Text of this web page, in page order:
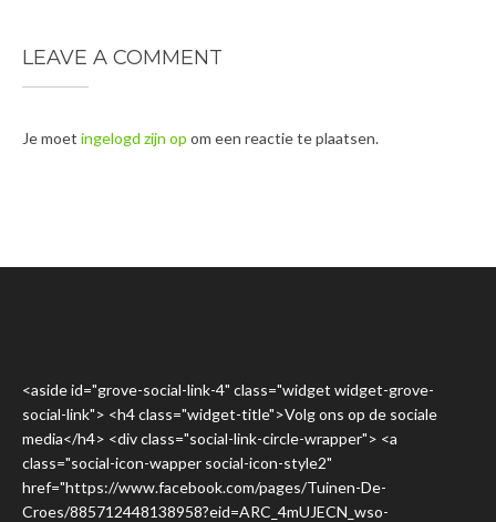
LEAVE A COMMENT
Je moet ingelogd zijn op om een reactie te plaatsen.
<aside id="grove-social-link-4" class="widget widget-grove-
social-link"> <h4 class="widget-title">Volg ons op de sociale
media</h4> <div class="social-link-circle-wrapper"> <a
class="social-icon-wapper social-icon-style2"
href="https://www.facebook.com/pages/Tuinen-De-
Croes/885712448138958?eid=ARC_4mUJECN_wso-